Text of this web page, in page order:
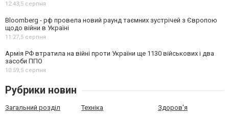
12:43,5 серпня
Bloomberg - рф провела новий раунд таємних зустрічей з Європою
щодо війни в Україні
11:27,5 серпня
Армія РФ втратила на війні проти України ще 1130 військових і два
засоби ППО
10:59,5 серпня
Рубрики новин
Загальний розділ Техніка Здоров'я